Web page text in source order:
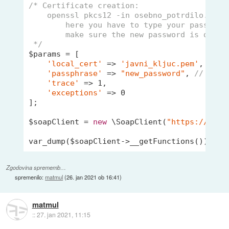
/* Certificate creation:
openssl pkcs12 -in osebno_potrdilo.pfx
here you have to type your
make sure the new password is
*/
$params = [
'local_cert'
=> 'javni_kljuc.pem' ,
'passphrase'
=> "new_password" , //
'trace'
=> 1 ,
'exceptions'
=> 0
];
$soapClient = new \SoapClient( "https://
Zgodovina sprememb…
spremenilo:matmul(26. jan 2021 ob 16:41)
matmul
::27. jan 2021, 11:15